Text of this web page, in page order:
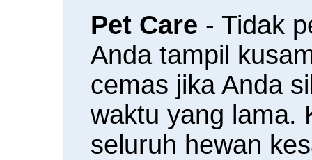
Pet Care - Tidak
Anda tampil
cemas jika Anda
waktu yang lama.
seluruh hewan